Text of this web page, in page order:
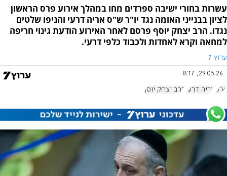
עשרות בחורי ישיבה ספרדים מחו במהלך אירוע פרס הראשון
לציון בבנייני האומה נגד יו"ר ש"ס אריה דרעי והניפו שלטים
נגדו. הרב יצחק יוסף פרסם לאחר האירוע הודעת גינוי חריפה
למחאה וקרא לאחדות ולכבוד כלפי דרעי.
ערוץ 7
29.05.26, 8:17
ש"ס אריה דרעי הרב יצחק יוסף